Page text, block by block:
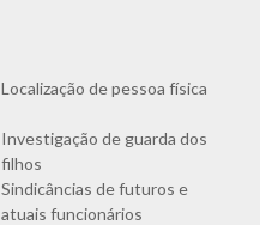
Localização de pessoa física
Investigação de guarda dos
filhos
Sindicâncias de futuros e
atuais funcionários